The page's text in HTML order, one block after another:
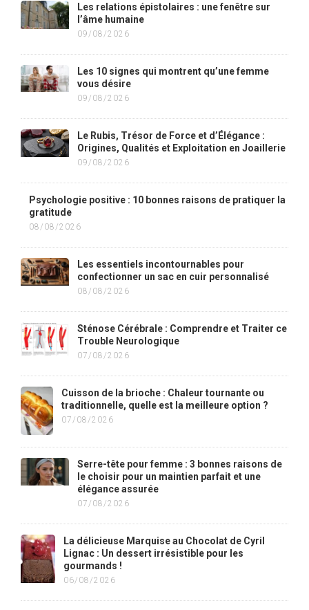
Les relations épistolaires : une fenêtre sur
l’âme humaine
09/08/2026
Les 10 signes qui montrent qu’une femme
vous désire
09/08/2026
Le Rubis, Trésor de Force et d’Élégance :
Origines, Qualités et Exploitation en Joaillerie
09/08/2026
Psychologie positive : 10 bonnes raisons de pratiquer la
gratitude
08/08/2026
Les essentiels incontournables pour
confectionner un sac en cuir personnalisé
08/08/2026
Sténose Cérébrale : Comprendre et Traiter ce
Trouble Neurologique
07/08/2026
Cuisson de la brioche : Chaleur tournante ou
traditionnelle, quelle est la meilleure option ?
07/08/2026
Serre-tête pour femme : 3 bonnes raisons de
le choisir pour un maintien parfait et une
élégance assurée
07/08/2026
La délicieuse Marquise au Chocolat de Cyril
Lignac : Un dessert irrésistible pour les
gourmands !
06/08/2026